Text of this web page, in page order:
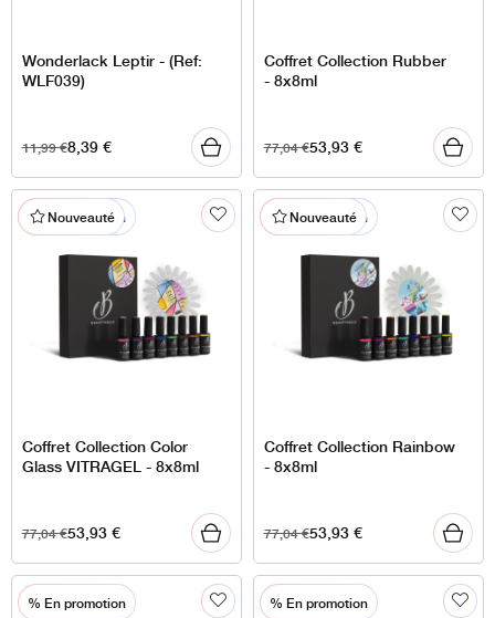
Wonderlack Leptir - (Ref:
WLF039)
11,99€8,39€
Coffret Collection Rubber
- 8x8ml
77,04€53,93€
% En promotion
Nouveauté
Coffret Collection Color
Glass VITRAGEL - 8x8ml
77,04€53,93€
% En promotion
Nouveauté
Coffret Collection Rainbow
- 8x8ml
77,04€53,93€
% En promotion % En promotion